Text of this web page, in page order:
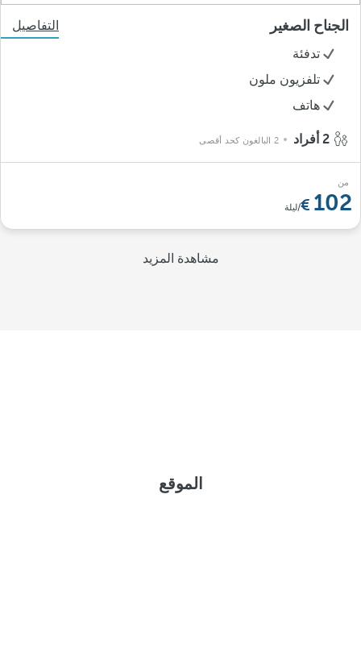
الجناح الصغير
التفاصيل
تدفئة
تلفزيون ملون
هاتف
2 البالغون كحد أقصى
من
102 /ليلة
مشاهدة المزيد
الموقع